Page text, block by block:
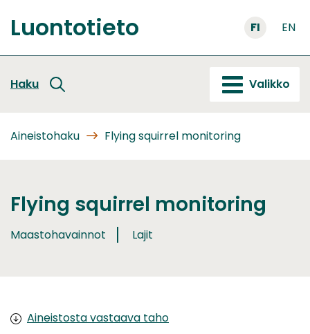
sisältöön
Etusivu
Luontotieto FI EN
Haku Valikko
Aineistohaku Flying squirrel monitoring
Flying squirrel monitoring
Maastohavainnot Lajit
Aineistosta vastaava taho